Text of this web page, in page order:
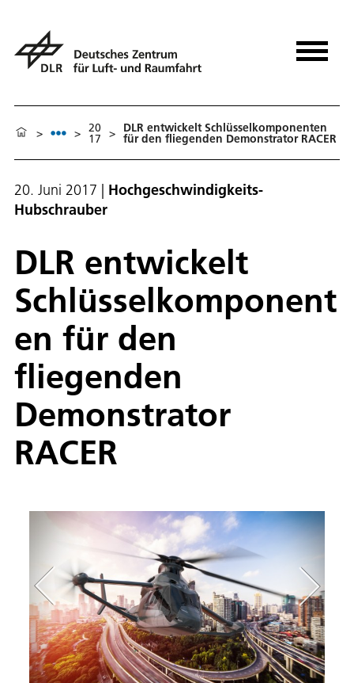
> > 20
17 > DLR entwickelt Schlüsselkomponenten
für den fliegenden Demonstrator RACER
20. Juni 2017 | Hochgeschwindigkeits-
Hubschrauber
DLR entwickelt
Schlüsselkomponent
en für den
fliegenden
Demonstrator
RACER